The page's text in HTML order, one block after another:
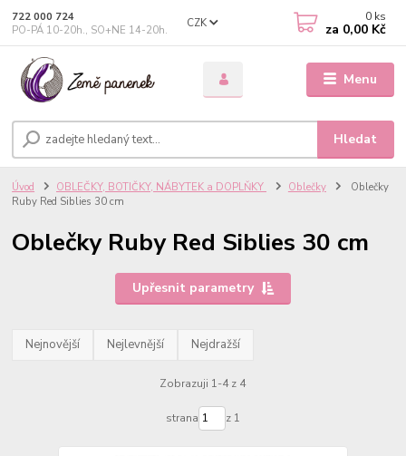
Menu
CZK
Hledat
722 000 724
PO-PÁ 10-20h., SO+NE 14-20h.
0 ks
za 0,00 Kč
Úvod OBLEČKY, BOTIČKY, NÁBYTEK a DOPLŇKY Oblečky
Oblečky
Ruby Red Siblies 30 cm
Oblečky Ruby Red Siblies 30 cm
Upřesnit parametry
Nejnovější Nejlevnější Nejdražší
Zobrazuji 1-4 z 4
strana z 1